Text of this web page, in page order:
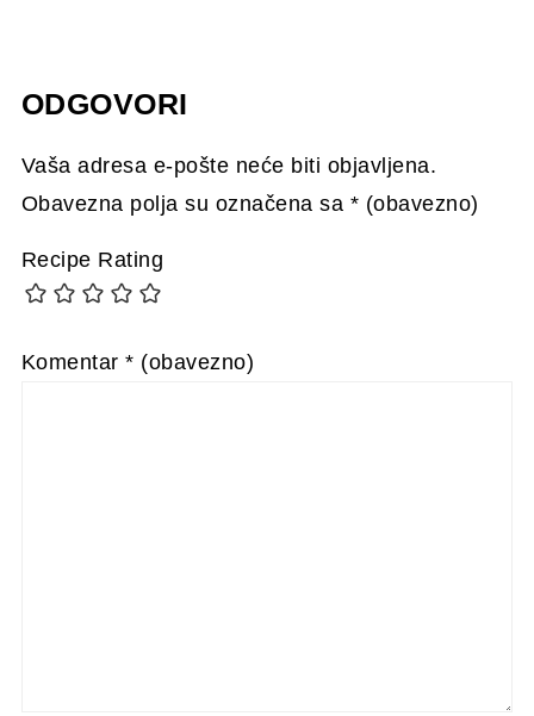
ODGOVORI
Vaša adresa e-pošte neće biti objavljena.
Obavezna polja su označena sa * (obavezno)
Recipe Rating
Komentar* (obavezno)